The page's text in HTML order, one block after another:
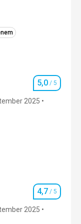
Hodnotenie
5,0 / 5
2025
5,0/ 5
5,0
Hodnotenie
4,7 / 5
2025